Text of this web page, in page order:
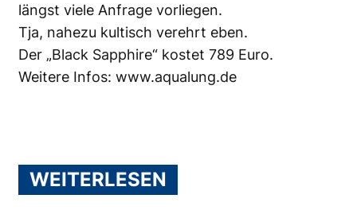
längst viele Anfrage vorliegen.
Tja, nahezu kultisch verehrt eben.
Der „Black Sapphire“ kostet 789 Euro.
Weitere Infos: www.aqualung.de
WEITERLESEN